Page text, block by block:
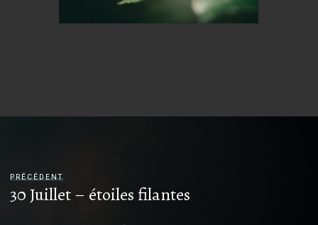
PRÉCÉDENT
30 Juillet – étoiles filantes